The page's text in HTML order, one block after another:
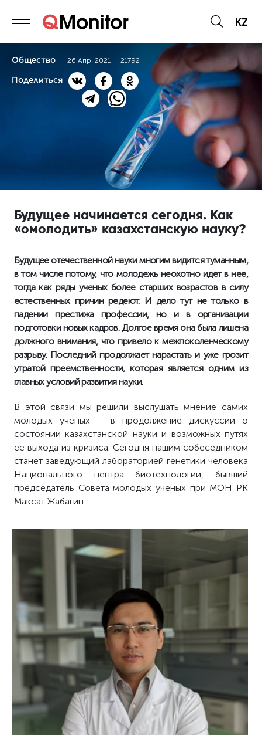
KZ
Общество 26 Апр, 2021 21792
Поделиться
Будущее начинается сегодня. Как
«омолодить» казахстанскую науку?
Будущее отечественной науки многим видится туманным,
в том числе потому, что молодежь неохотно идет в нее,
тогда как ряды ученых более старших возрастов в силу
естественных причин редеют. И дело тут не только в
падении престижа профессии, но и в организации
подготовки новых кадров. Долгое время она была лишена
должного внимания, что привело к межпоколенческому
разрыву. Последний продолжает нарастать и уже грозит
утратой преемственности, которая является одним из
главных условий развития науки.
В этой связи мы решили выслушать мнение самих
молодых ученых – в продолжение дискуссии о
состоянии казахстанской науки и возможных путях
ее выхода из кризиса. Сегодня нашим собеседником
станет заведующий лабораторией генетики человека
Национального центра биотехнологии, бывший
председатель Совета молодых ученых при МОН РК
Максат Жабагин.